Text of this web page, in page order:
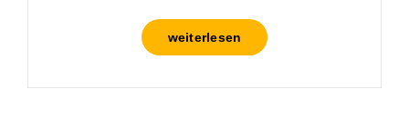
weiterlesen